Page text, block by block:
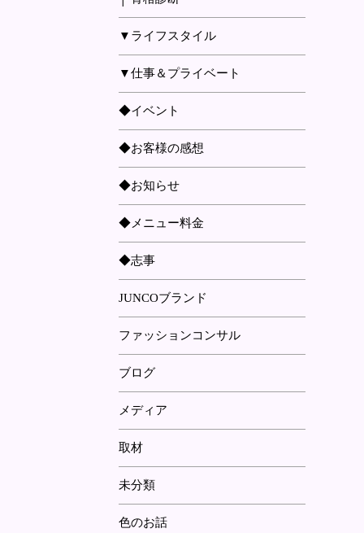
▼ライフスタイル
▼仕事＆プライベート
◆イベント
◆お客様の感想
◆お知らせ
◆メニュー料金
◆志事
JUNCOブランド
ファッションコンサル
ブログ
メディア
取材
未分類
色のお話